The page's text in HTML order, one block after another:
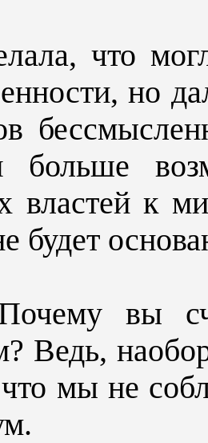
что
но
больше
властей к
будет
вы
Ведь,
мы не